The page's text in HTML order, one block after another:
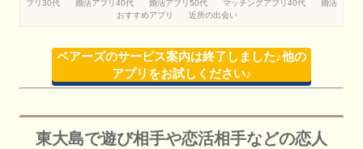
プリ30代
婚活アプリ40代 婚活アプリ50代 マッチングアプリ40代
婚活
おすすめアプリ
近所の出会い
ペアーズのサービス案内は終了しました♪他の
アプリをお試しください♪
東大島で遊び相手や恋活相手などの恋人